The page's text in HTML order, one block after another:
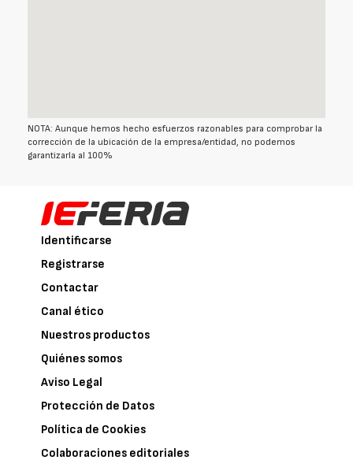
NOTA: Aunque hemos hecho esfuerzos razonables para comprobar la
corrección de la ubicación de la empresa/entidad, no podemos
garantizarla al 100%
Identificarse
Registrarse
Contactar
Canal ético
Nuestros productos
Quiénes somos
Aviso Legal
Protección de Datos
Política de Cookies
Colaboraciones editoriales